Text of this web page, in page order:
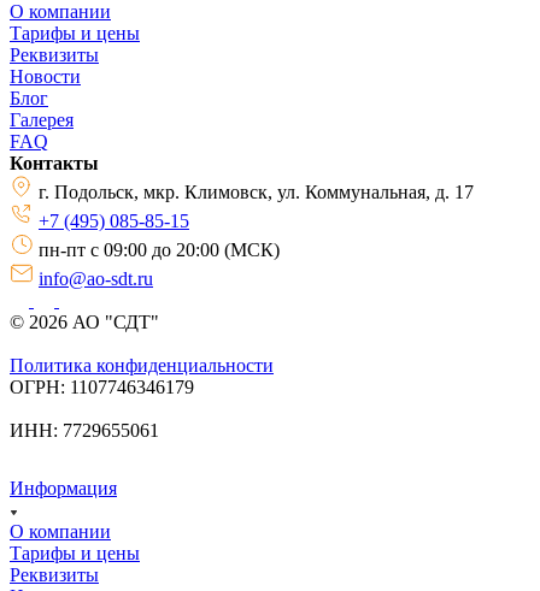
О компании
Тарифы и цены
Реквизиты
Новости
Блог
Галерея
FAQ
Контакты
г. Подольск, мкр. Климовск, ул. Коммунальная, д. 17
+7 (495) 085-85-15
пн-пт с 09:00 до 20:00 (МСК)
info@ao-sdt.ru
© 2026 АО "СДТ"
Политика конфиденциальности
ОГРН: 1107746346179
ИНН: 7729655061
Информация
О компании
Тарифы и цены
Реквизиты